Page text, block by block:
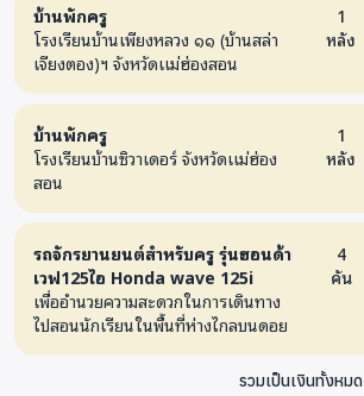
บ้านพักครู
โรงเรียนบ้านเพียงหลวง ๑๑ (บ้านสล่า
เจียงตอง)ฯ จังหวัดเเม่ฮ่องสอน
1
หลัง
บ้านพักครู
โรงเรียนบ้านซิวาเดอร์ จังหวัดเเม่ฮ่อง
สอน
1
หลัง
รถจักรยานยนต์สำหรับครู รุ่นฮอนด้า
เวฟ125ไอ Honda wave 125i
เพื่ออำนวยความสะดวกในการเดินทาง
ไปสอนนักเรียนในพื้นที่ห่างไกลบนดอย
4
คัน
รวมเป็นเงินทั้งหมด